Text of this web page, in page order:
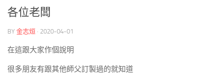
各位老闆
BY 金志烜 · 2020-04-01
在這跟大家作個說明
很多朋友有跟其他師父訂製過的就知道